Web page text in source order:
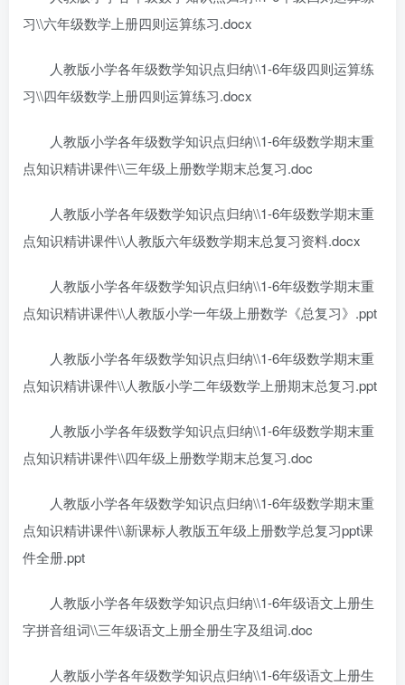
习\\六年级数学上册四则运算练习.docx
人教版小学各年级数学知识点归纳\\1-6年级四则运算练
习\\四年级数学上册四则运算练习.docx
人教版小学各年级数学知识点归纳\\1-6年级数学期末重
点知识精讲课件\\三年级上册数学期末总复习.doc
人教版小学各年级数学知识点归纳\\1-6年级数学期末重
点知识精讲课件\\人教版六年级数学期末总复习资料.docx
人教版小学各年级数学知识点归纳\\1-6年级数学期末重
点知识精讲课件\\人教版小学一年级上册数学《总复习》.ppt
人教版小学各年级数学知识点归纳\\1-6年级数学期末重
点知识精讲课件\\人教版小学二年级数学上册期末总复习.ppt
人教版小学各年级数学知识点归纳\\1-6年级数学期末重
点知识精讲课件\\四年级上册数学期末总复习.doc
人教版小学各年级数学知识点归纳\\1-6年级数学期末重
点知识精讲课件\\新课标人教版五年级上册数学总复习ppt课
件全册.ppt
人教版小学各年级数学知识点归纳\\1-6年级语文上册生
字拼音组词\\三年级语文上册全册生字及组词.doc
人教版小学各年级数学知识点归纳\\1-6年级语文上册生